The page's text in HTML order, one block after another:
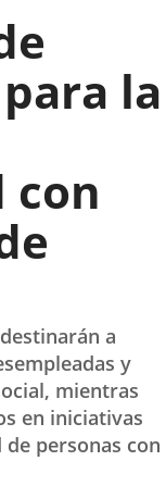
la
con
a
y
mientras
en iniciativas
personas con